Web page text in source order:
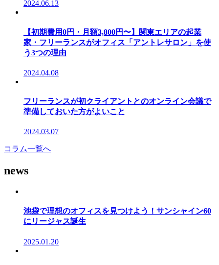
2024.06.13
【初期費用0円・月額3,800円〜】関東エリアの起業
家・フリーランスがオフィス「アントレサロン」を使
う3つの理由
2024.04.08
フリーランスが初クライアントとのオンライン会議で
準備しておいた方がよいこと
2024.03.07
コラム一覧へ
news
池袋で理想のオフィスを見つけよう！サンシャイン60
にリージャス誕生
2025.01.20